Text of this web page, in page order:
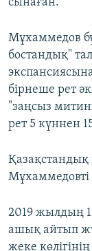
сынаған.
Мұхаммедов
бостандық"
бірнеше рет
"заңсыз
рет 5 күннен
Мұхаммедовті
2019 жылдың
ашық айтып
жеке